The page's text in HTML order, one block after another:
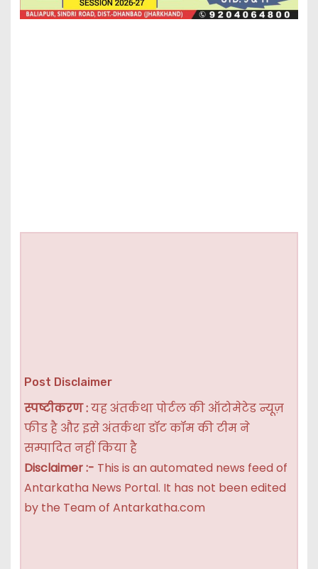
Post Disclaimer
स्पष्टीकरण :यह अंतर्कथा पोर्टल की ऑटोमेटेड न्यूज़
फीड है और इसे अंतर्कथा डॉट कॉम की टीम ने
सम्पादित नहीं किया है
Disclaimer :- This is an automated news feed of
Antarkatha News Portal. It has not been edited
by the Team of Antarkatha.com